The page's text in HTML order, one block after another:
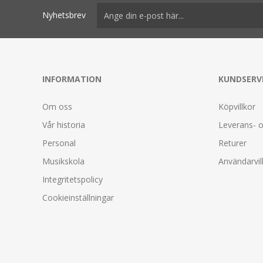
Nyhetsbrev
INFORMATION
Om oss
Vår historia
Personal
Musikskola
Integritetspolicy
Cookieinställningar
Köpvillkor
Leverans-
Returer